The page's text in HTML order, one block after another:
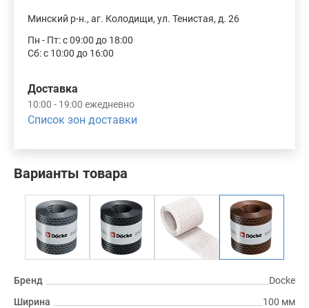
Варианты товара
Бренд
Docke
Ширина
100 мм
Минский р-н., аг. Колодищи, ул. Тенистая, д. 26
Пн - Пт: с 09:00 до 18:00
Сб: с 10:00 до 16:00
Доставка
10:00 - 19:00 ежедневно
Список зон доставки